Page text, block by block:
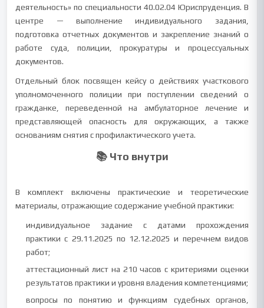
деятельность» по специальности 40.02.04 Юриспруденция. В
центре — выполнение индивидуального задания,
подготовка отчетных документов и закрепление знаний о
работе суда, полиции, прокуратуры и процессуальных
документов.
Отдельный блок посвящен кейсу о действиях участкового
уполномоченного полиции при поступлении сведений о
гражданке, переведенной на амбулаторное лечение и
представляющей опасность для окружающих, а также
основаниям снятия с профилактического учета.
📚 Что внутри
В комплект включены практические и теоретические
материалы, отражающие содержание учебной практики:
индивидуальное задание с датами прохождения
практики с 29.11.2025 по 12.12.2025 и перечнем видов
работ;
аттестационный лист на 210 часов с критериями оценки
результатов практики и уровня владения компетенциями;
вопросы по понятию и функциям судебных органов,